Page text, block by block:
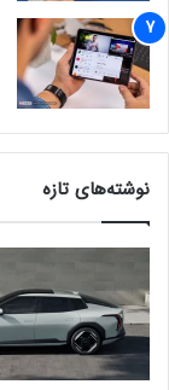
نوشته‌های تازه